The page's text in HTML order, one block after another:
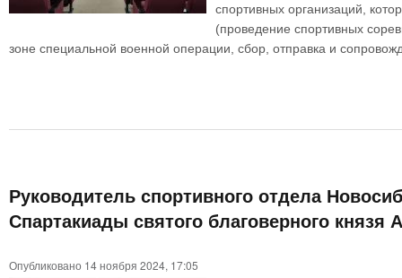
спортивных организаций,
(проведение спортивных
зоне специальной военной операции, сбор, отправка и
Руководитель спортивного отдела
Спартакиады святого благоверного князя
Опубликовано 14 ноября 2024, 17:05